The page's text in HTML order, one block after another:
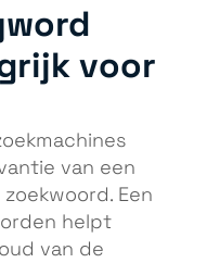
voor
van een
Een
helpt
van de